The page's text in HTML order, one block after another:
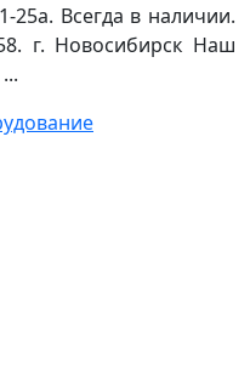
25а. Всегда в наличии.
г. Новосибирск Наш